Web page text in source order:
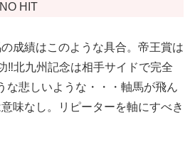
HIT
成績はこのような具合。帝王賞は
‼️北九州記念は相手サイドで完全
な悲しいような・・・軸馬が飛ん
味なし。リピーターを軸にすべき